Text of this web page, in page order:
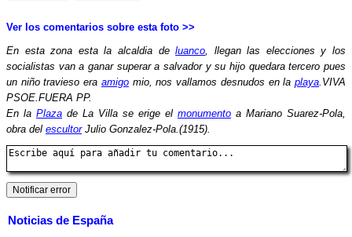
Ver los comentarios sobre esta foto >>
En esta zona esta la alcaldia deluanco, llegan las elecciones y los
socialistas van a ganar superar a salvador y su hijo quedara tercero pues
un niño travieso era amigomio, nos vallamos desnudos en laplaya.VIVA
PSOE.FUERA PP.
En la Plaza de La Villa se erige el monumento a Mariano Suarez-Pola,
obra del escultorJulio Gonzalez-Pola.(1915).
Noticias de España